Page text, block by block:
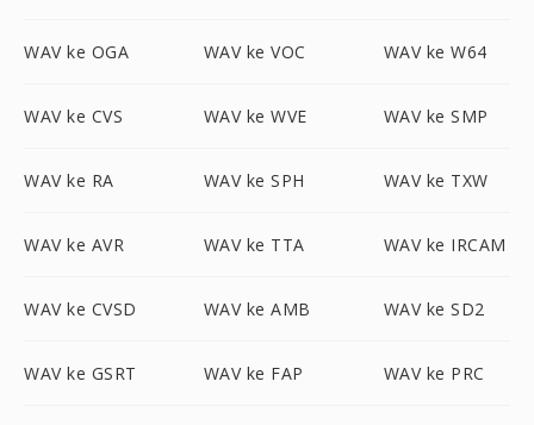
WAV ke OGA WAV ke VOC WAV ke W64
WAV ke CVS WAV ke WVE WAV ke SMP
WAV ke RA WAV ke SPH WAV ke TXW
WAV ke AVR WAV ke TTA WAV ke IRCAM
WAV ke CVSD WAV ke AMB WAV ke SD2
WAV ke GSRT WAV ke FAP WAV ke PRC